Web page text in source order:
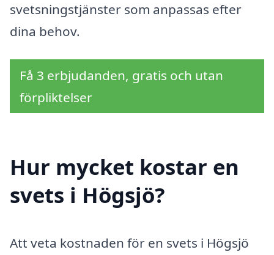
svetsningstjänster som anpassas efter
dina behov.
Få 3 erbjudanden, gratis och utan
förpliktelser
Hur mycket kostar en
svets i Högsjö?
Att veta kostnaden för en svets i Högsjö